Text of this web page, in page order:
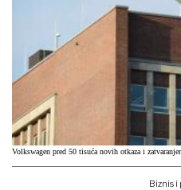
Volkswagen pred 50 tisuća novih otkaza i
Biznis i